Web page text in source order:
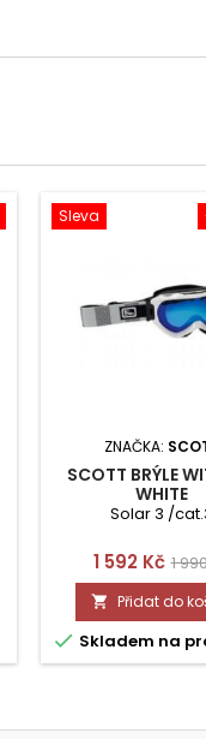
Sleva
ZNAČKA:
SCOTT BRÝLE
WHITE
Solar 3 /
Cena
1 592 Kč 1
 Přidat do
 Skladem na